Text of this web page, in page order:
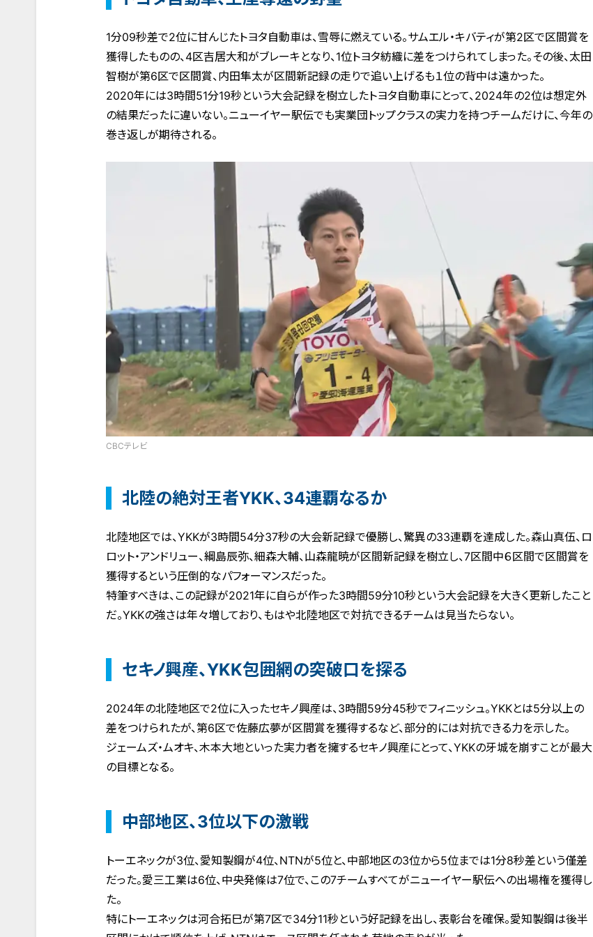
1分09秒差で2位に甘んじたトヨタ自動車は、雪辱に燃えている。サムエル・キバティが第2区で区間賞を
獲得したものの、4区吉居大和がブレーキとなり、1位トヨタ紡織に差をつけられてしまった。その後、太田
智樹が第6区で区間賞、内田隼太が区間新記録の走りで追い上げるも１位の背中は遠かった。
2020年には3時間51分19秒という大会記録を樹立したトヨタ自動車にとって、2024年の2位は想定外
の結果だったに違いない。ニューイヤー駅伝でも実業団トップクラスの実力を持つチームだけに、今年の
巻き返しが期待される。
CBCテレビ
北陸の絶対王者YKK、34連覇なるか
北陸地区では、YKKが3時間54分37秒の大会新記録で優勝し、驚異の33連覇を達成した。森山真伍、ロ
ロット・アンドリュー、綱島辰弥、細森大輔、山森龍暁が区間新記録を樹立し、7区間中６区間で区間賞を
獲得するという圧倒的なパフォーマンスだった。
特筆すべきは、この記録が2021年に自らが作った3時間59分10秒という大会記録を大きく更新したこと
だ。YKKの強さは年々増しており、もはや北陸地区で対抗できるチームは見当たらない。
セキノ興産、YKK包囲網の突破口を探る
2024年の北陸地区で2位に入ったセキノ興産は、3時間59分45秒でフィニッシュ。YKKとは5分以上の
差をつけられたが、第6区で佐藤広夢が区間賞を獲得するなど、部分的には対抗できる力を示した。
ジェームズ・ムオキ、木本大地といった実力者を擁するセキノ興産にとって、YKKの牙城を崩すことが最大
の目標となる。
中部地区、3位以下の激戦
トーエネックが3位、愛知製鋼が4位、NTNが5位と、中部地区の3位から5位までは1分8秒差という僅差
だった。愛三工業は6位、中央発條は7位で、この7チームすべてがニューイヤー駅伝への出場権を獲得し
た。
特にトーエネックは河合拓巳が第7区で34分11秒という好記録を出し、表彰台を確保。愛知製鋼は後半